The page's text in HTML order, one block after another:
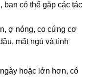
bạn có thể gặp các tác
ợ nóng, co cứng cơ
mất ngủ và tình
hoặc lớn hơn, có